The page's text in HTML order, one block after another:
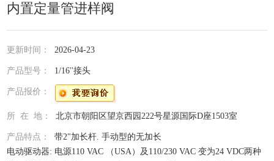
内置定量管进样阀
更新时间：2026-04-23
产品型号： 1/16''接头
产品报价：
所 在 地：北京市朝阳区望京西园222号星源国际D座1503室
产品特点：带2"加长杆. 手动型的无加长
电动驱动器: 电源110 VAC （USA）及110/230 VAC 变为24 VDC两种